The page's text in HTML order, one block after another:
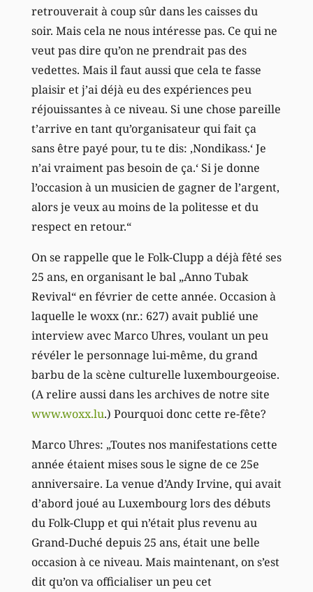
retrouverait à coup sûr dans les caisses du
soir. Mais cela ne nous intéresse pas. Ce qui ne
veut pas dire qu’on ne prendrait pas des
vedettes. Mais il faut aussi que cela te fasse
plaisir et j’ai déjà eu des expériences peu
réjouissantes à ce niveau. Si une chose pareille
t’arrive en tant qu’organisateur qui fait ça
sans être payé pour, tu te dis: ‚Nondikass.‘ Je
n’ai vraiment pas besoin de ça.‘ Si je donne
l’occasion à un musicien de gagner de l’argent,
alors je veux au moins de la politesse et du
respect en retour.“
On se rappelle que le Folk-Clupp a déjà fêté ses
25 ans, en organisant le bal „Anno Tubak
Revival“ en février de cette année. Occasion à
laquelle le woxx (nr.: 627) avait publié une
interview avec Marco Uhres, voulant un peu
révéler le personnage lui-même, du grand
barbu de la scène culturelle luxembourgeoise.
(A relire aussi dans les archives de notre site
www.woxx.lu.) Pourquoi donc cette re-fête?
Marco Uhres: „Toutes nos manifestations cette
année étaient mises sous le signe de ce 25e
anniversaire. La venue d’Andy Irvine, qui avait
d’abord joué au Luxembourg lors des débuts
du Folk-Clupp et qui n’était plus revenu au
Grand-Duché depuis 25 ans, était une belle
occasion à ce niveau. Mais maintenant, on s’est
dit qu’on va officialiser un peu cet